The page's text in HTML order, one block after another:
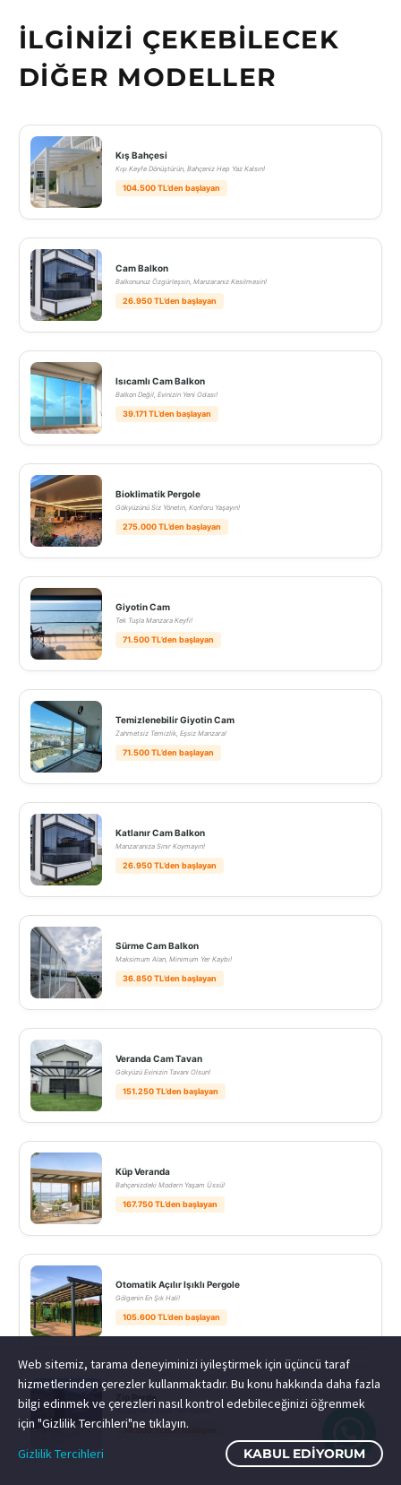
İLGINIZI ÇEKEBILECEK
DIĞER MODELLER
Kış Bahçesi
Kışı Keyfe Dönüştürün, Bahçeniz Hep Yaz Kalsın!
104.500 TL’den başlayan
Cam Balkon
Balkonunuz Özgürleşsin, Manzaranız Kesilmesin!
26.950 TL’den başlayan
Isıcamlı Cam Balkon
Balkon Değil, Evinizin Yeni Odası!
39.171 TL’den başlayan
Bioklimatik Pergole
Gökyüzünü Siz Yönetin, Konforu Yaşayın!
275.000 TL’den başlayan
Giyotin Cam
Tek Tuşla Manzara Keyfi!
71.500 TL’den başlayan
Temizlenebilir Giyotin Cam
Zahmetsiz Temizlik, Eşsiz Manzara!
71.500 TL’den başlayan
Katlanır Cam Balkon
Manzaranıza Sınır Koymayın!
26.950 TL’den başlayan
Sürme Cam Balkon
Maksimum Alan, Minimum Yer Kaybı!
36.850 TL’den başlayan
Veranda Cam Tavan
Gökyüzü Evinizin Tavanı Olsun!
151.250 TL’den başlayan
Küp Veranda
Bahçenizdeki Modern Yaşam Üssü!
167.750 TL’den başlayan
Otomatik Açılır Işıklı Pergole
Gölgenin En Şık Hali!
105.600 TL’den başlayan
Zip Perde
39.600 TL’den başlayan
Web sitemiz, tarama deneyiminizi iyileştirmek için üçüncü taraf
hizmetlerinden çerezler kullanmaktadır. Bu konu hakkında daha fazla
bilgi edinmek ve çerezleri nasıl kontrol edebileceğinizi öğrenmek
için "Gizlilik Tercihleri"ne tıklayın.
Gizlilik Tercihleri
KABUL EDIYORUM